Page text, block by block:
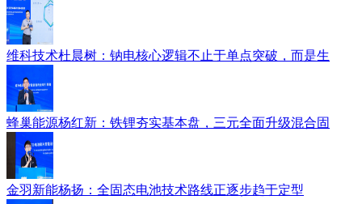
维科技术杜晨树：钠电核心逻辑不止于单点突破，而是生
蜂巢能源杨红新：铁锂夯实基本盘，三元全面升级混合固
金羽新能杨扬：全固态电池技术路线正逐步趋于定型